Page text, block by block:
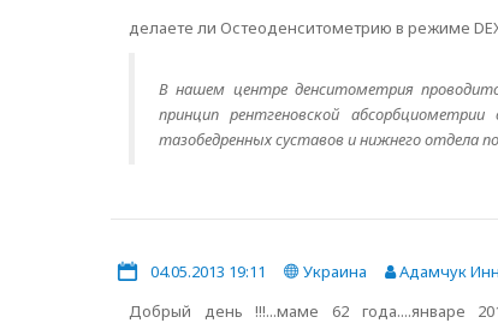
делаете ли Остеоденситометрию в режиме
В нашем центре денситометрия
принцип рентгеновской
тазобедренных суставов и нижнего отдела
04.05.2013 19:11 Украина
Адамчук
Добрый день !!!...маме 62 года....январе